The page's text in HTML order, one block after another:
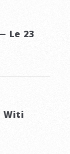
Le 23
Witi